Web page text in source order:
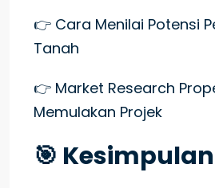
👉 Cara Menilai Potensi
Tanah
👉 Market Research
Memulakan Projek
🎯 Kesimpulan